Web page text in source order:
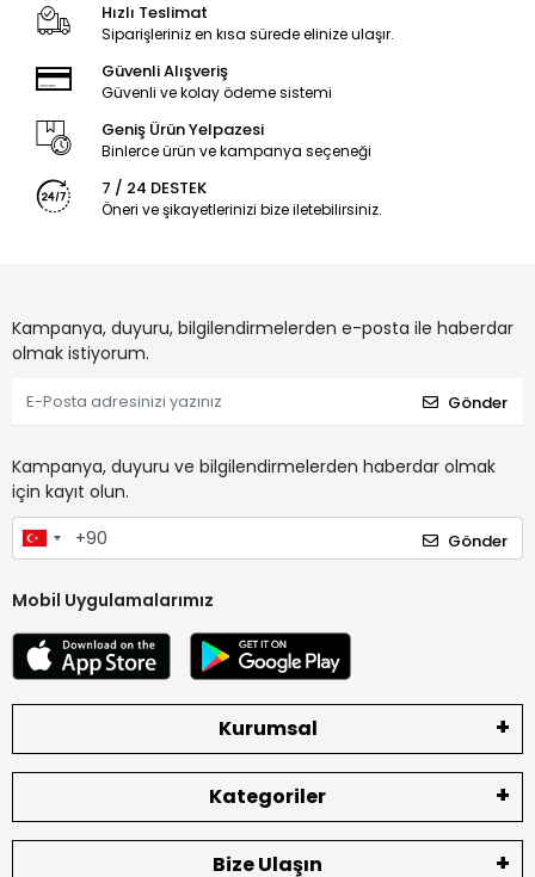
Hızlı Teslimat
Siparişleriniz en kısa sürede elinize ulaşır.
Güvenli Alışveriş
Güvenli ve kolay ödeme sistemi
Geniş Ürün Yelpazesi
Binlerce ürün ve kampanya seçeneği
7 / 24 DESTEK
Öneri ve şikayetlerinizi bize iletebilirsiniz.
Kampanya, duyuru, bilgilendirmelerden e-posta ile haberdar
olmak istiyorum.
Gönder
Kampanya, duyuru ve bilgilendirmelerden haberdar olmak
için kayıt olun.
Gönder
Mobil Uygulamalarımız
Kurumsal
Kategoriler
Bize Ulaşın